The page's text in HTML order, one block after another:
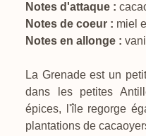
Notes d'attaque :
Notes de coeur : miel
Notes en allonge :
La Grenade est un
dans les petites
épices, l'île regorge
plantations de